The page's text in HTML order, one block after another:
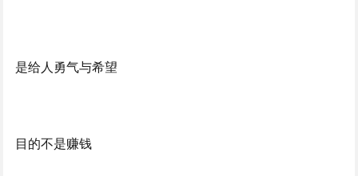
是给人勇气与希望
目的不是赚钱